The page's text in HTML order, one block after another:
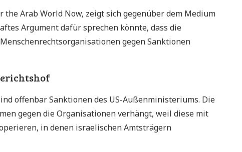
Arab World Now, zeigt sich gegenüber dem Medium
Argument dafür sprechen könnte, dass die
gegen Sanktionen
offenbar Sanktionen des US-Außenministeriums. Die
gegen die Organisationen verhängt, weil diese mit
in denen israelischen Amtsträgern